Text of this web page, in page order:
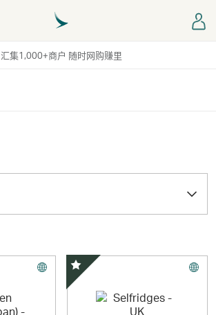
汇集1,000+商户 随时网购赚里
精选优惠